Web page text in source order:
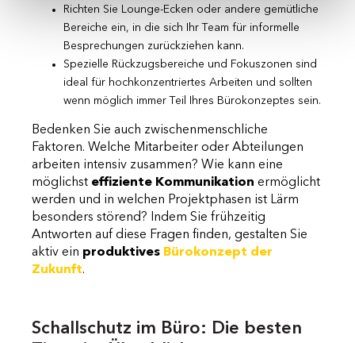
Richten Sie Lounge-Ecken oder andere gemütliche
Bereiche ein, in die sich Ihr Team für informelle
Besprechungen zurückziehen kann.
Spezielle Rückzugsbereiche und Fokuszonen sind
ideal für hochkonzentriertes Arbeiten und sollten
wenn möglich immer Teil Ihres Bürokonzeptes sein.
Bedenken Sie auch zwischenmenschliche
Faktoren. Welche Mitarbeiter oder Abteilungen
arbeiten intensiv zusammen? Wie kann eine
möglichst effiziente Kommunikation ermöglicht
werden und in welchen Projektphasen ist Lärm
besonders störend? Indem Sie frühzeitig
Antworten auf diese Fragen finden, gestalten Sie
aktiv ein produktives Bürokonzept der
Zukunft.
Schallschutz im Büro: Die besten